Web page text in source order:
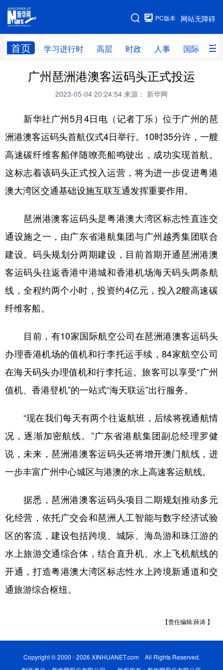
网站无障碍
PC版本
首页 学习进行时 高层 时政 人事 国际 财
网站地图
学习进行时 高层 时政 人事
财经 网评
台湾 思客智库 全球连线 教育
科技 科创 量子 体育
文化 书画 健康 军事
访谈 视频 图片 政务
食品 人居 信息化 数字经济
学术中国 乡村振兴 银龄 溯源中国
彩票 娱乐 时尚 悦读
公益
地方频道
北京 天津 河北
山东 河南 湖北 湖南
广东 广西 海南 重庆
陕西 甘肃 青海 宁夏
新疆 内蒙古 黑龙江
多语种频道
English
广州琶洲港澳客运码头正式投运
2023-05-04 20:24:54 来源： 新华网
新华社广州5月4日电（记者丁乐）位于广州的琶
洲港澳客运码头首航仪式4日举行。10时35分许，一艘
高速碳纤维客船伴随嘹亮船鸣驶出，成功实现首航。
这标志着该码头正式投入运营，将为进一步促进粤港
澳大湾区交通基础设施互联互通发挥重要作用。
琶洲港澳客运码头是粤港澳大湾区标志性直连交
通设施之一，由广东省港航集团与广州越秀集团联合
建设。码头规划分两期建设，目前首期开通琶洲港澳
客运码头往返香港中港城和香港机场海天码头两条航
线，全程约两个小时，投资约4亿元，投入2艘高速碳
纤维客船。
目前，有10家国际航空公司在琶洲港澳客运码头
办理香港机场的值机和行李托运手续，84家航空公司
在海天码头办理值机和行李托运。旅客可以享受“广州
值机、香港登机”的一站式“海天联运”出行服务。
“现在我们每天有两个往返航班，后续将视通航情
况，逐渐加密航线。”广东省港航集团副总经理罗健
说，未来，琶洲港澳客运码头还将增开澳门航线，进
一步丰富广州中心城区与港澳的水上高速客运航线。
据悉，琶洲港澳客运码头项目二期规划推动多元
化经营，依托广交会和琶洲人工智能与数字经济试验
区的客流，建设包括跨境、城际、海岛游和珠江游的
水上旅游交通综合体，结合直升机、水上飞机航线的
开通，打造粤港澳大湾区标志性水上跨境新通道和交
通旅游综合枢纽。
【责任编辑:薛涛 】
Copyright © 2000 - 2026 XINHUANET.com All Rights Reserved.